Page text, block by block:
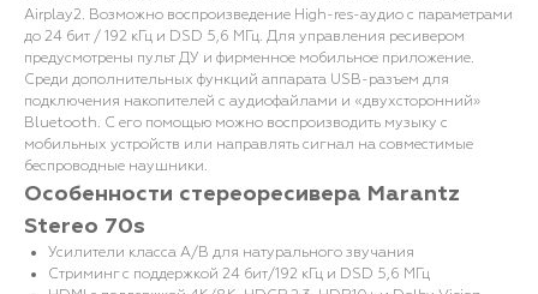
Airplay2. Возможно воспроизведение High-res-аудио с параметрами
до 24 бит / 192 кГц и DSD 5,6 МГц. Для управления ресивером
предусмотрены пульт ДУ и фирменное мобильное приложение.
Среди дополнительных функций аппарата USB-разъем для
подключения накопителей с аудиофайлами и «двухсторонний»
Bluetooth. С его помощью можно воспроизводить музыку с
мобильных устройств или направлять сигнал на совместимые
беспроводные наушники.
Особенности стереоресивера Marantz
Stereo 70s
Усилители класса A/B для натурального звучания
Стриминг с поддержкой 24 бит/192 кГц и DSD 5,6 МГц